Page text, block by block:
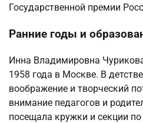
Государственной премии
Ранние годы и
Инна Владимировна
1958 года в Москве. В
воображение и творческий
внимание педагогов и
посещала кружки и секции